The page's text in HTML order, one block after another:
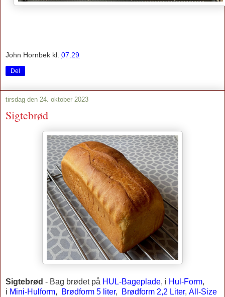
John Hornbek kl. 07.29
Del
tirsdag den 24. oktober 2023
Sigtebrød
Sigtebrød - Bag brødet på HUL-Bageplade, i Hul-Form,
i Mini-Hulform, Brødform 5 liter, Brødform 2,2 Liter, All-Size